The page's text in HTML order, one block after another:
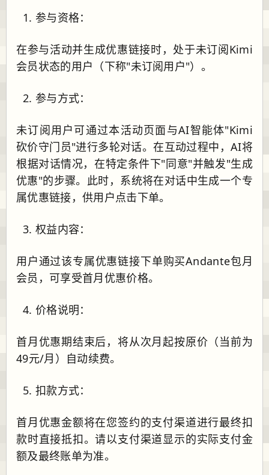
参与资格：
在参与活动并生成优惠链接时，处于未订阅Kimi
会员状态的用户（下称"未订阅用户"）。
参与方式：
未订阅用户可通过本活动页面与AI智能体"Kimi
砍价守门员"进行多轮对话。在互动过程中，AI将
根据对话情况，在特定条件下"同意"并触发"生成
优惠"的步骤。此时，系统将在对话中生成一个专
属优惠链接，供用户点击下单。
权益内容：
用户通过该专属优惠链接下单购买Andante包月
会员，可享受首月优惠价格。
价格说明：
首月优惠期结束后，将从次月起按原价（当前为
49元/月）自动续费。
扣款方式：
首月优惠金额将在您签约的支付渠道进行最终扣
款时直接抵扣。请以支付渠道显示的实际支付金
额及最终账单为准。